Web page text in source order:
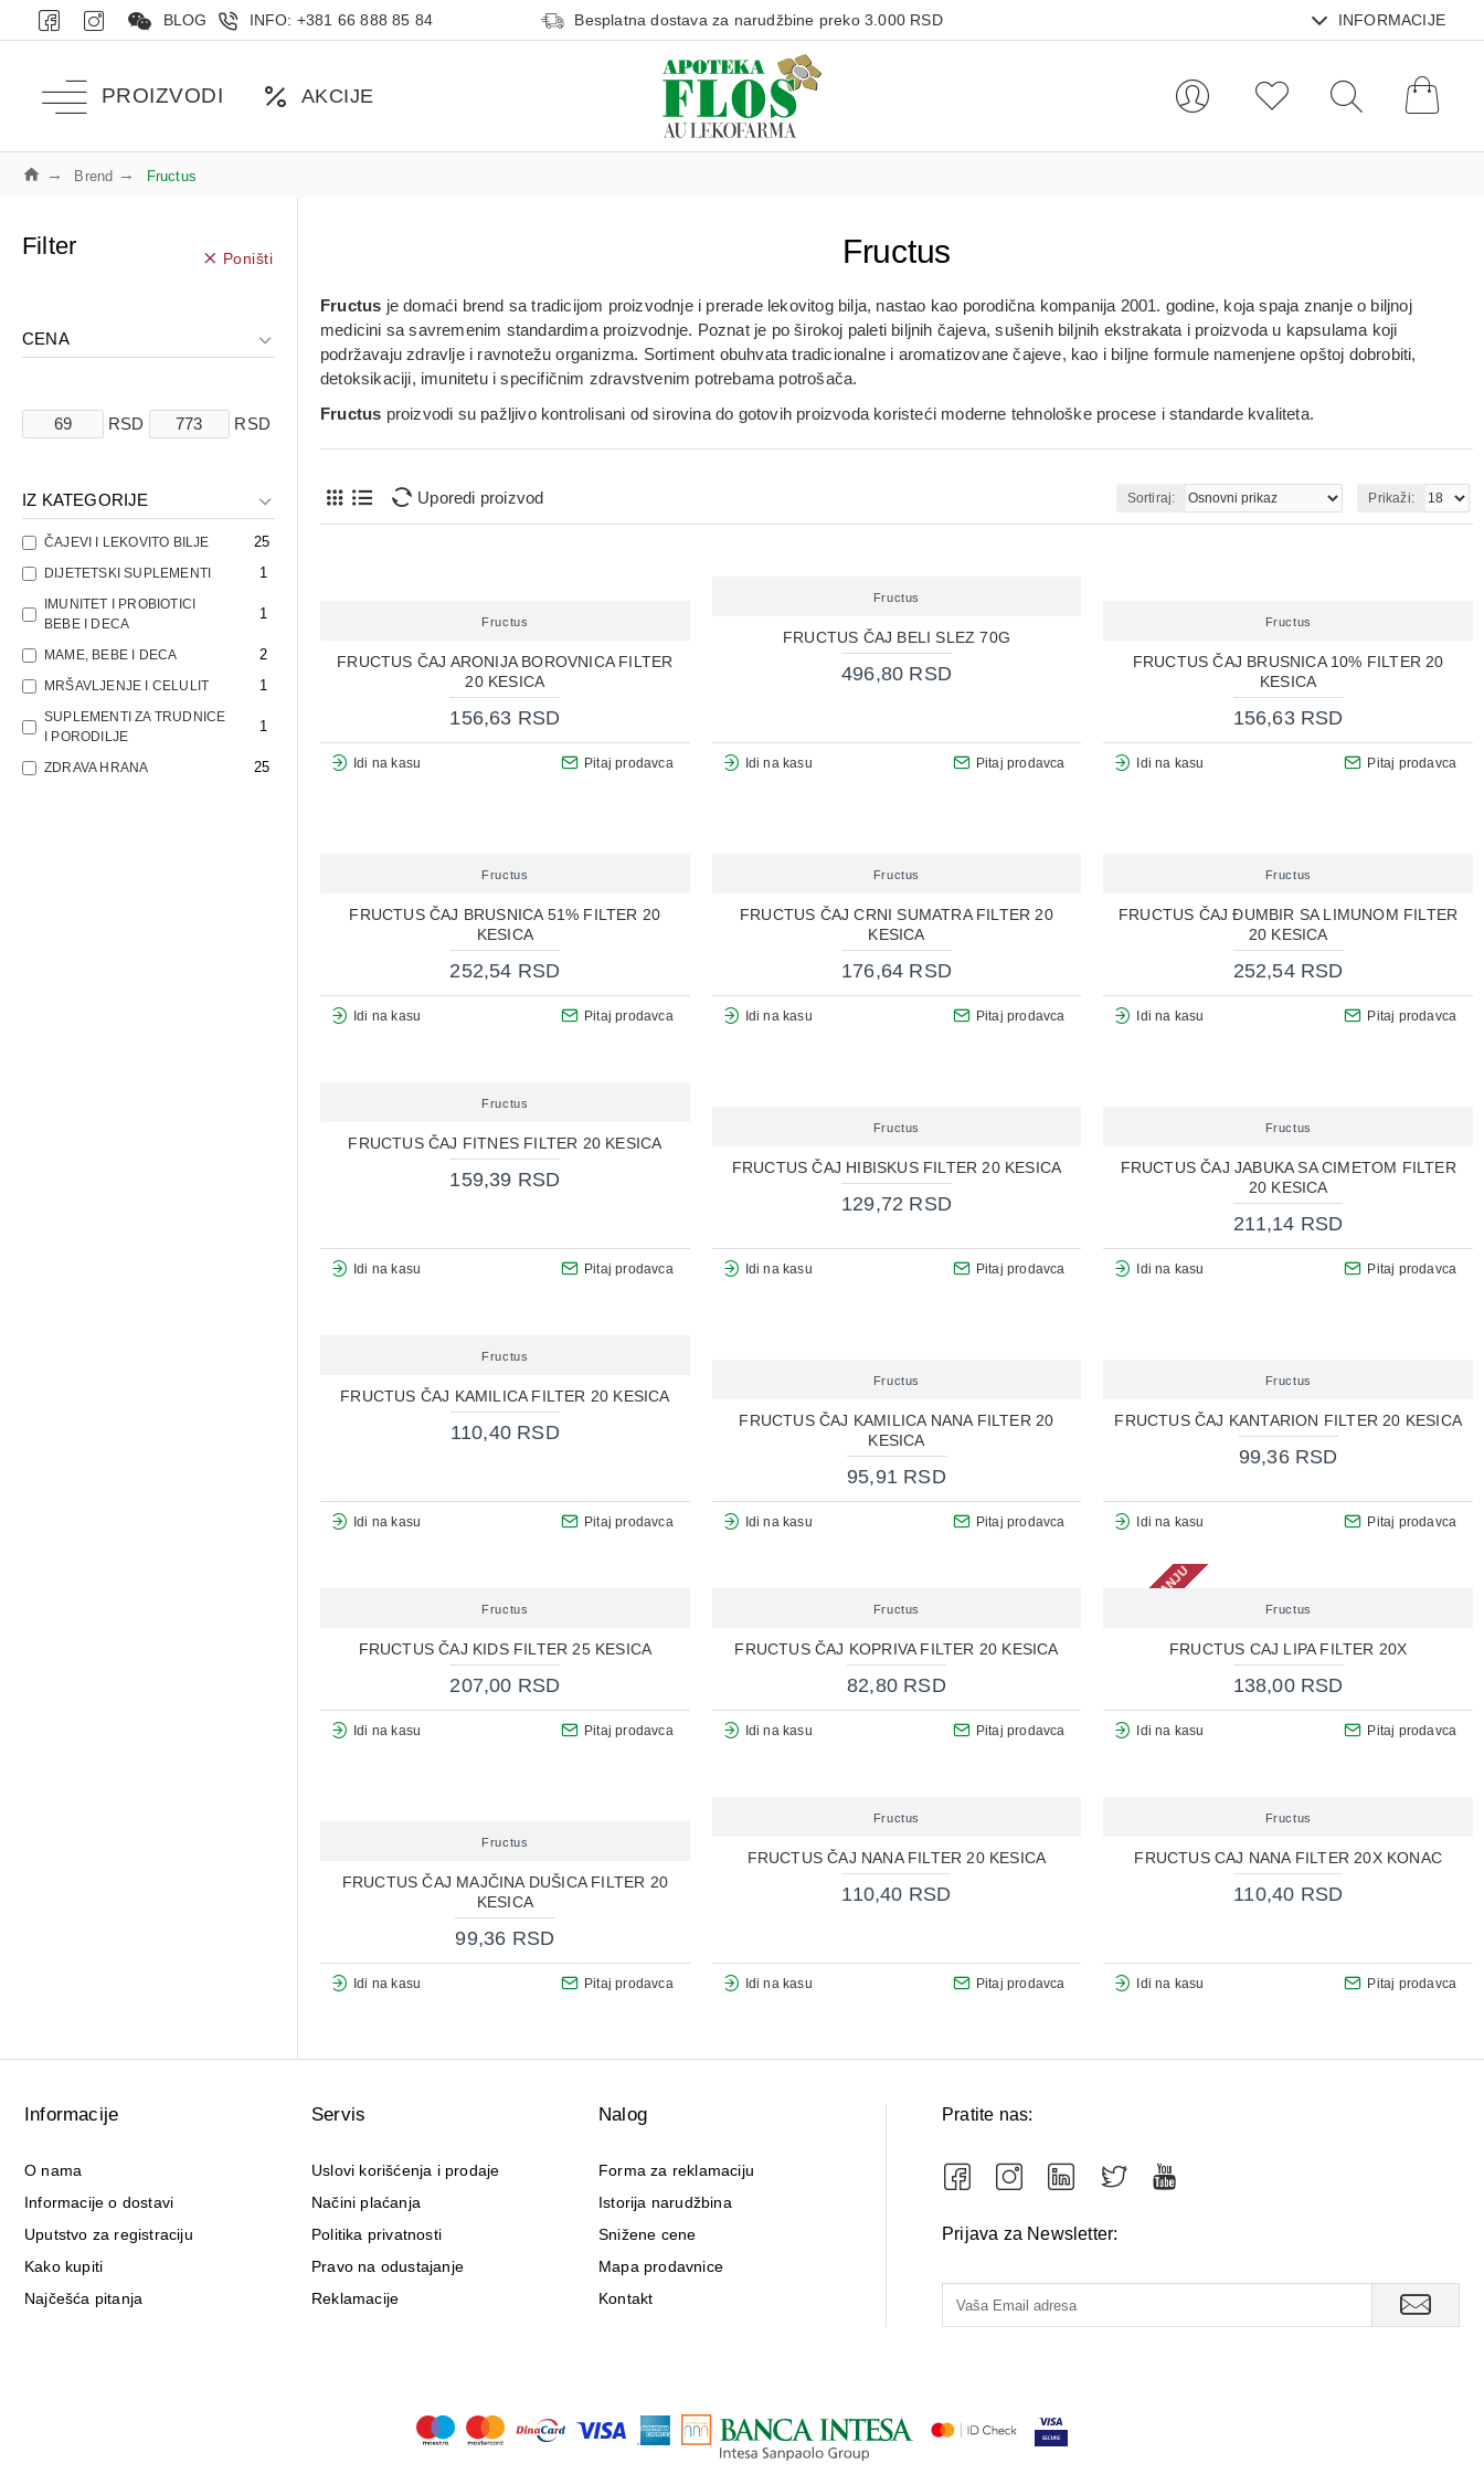
BLOG INFO: +381 66 888 85 84 Besplatna dostava za narudžbine preko 3.000 RSD INFORMACIJE
PROIZVODI AKCIJE
Brend Fructus
Filter Poništi
CENA
RSD RSD
IZ KATEGORIJE
ČAJEVI I LEKOVITO BILJE 25
DIJETETSKI SUPLEMENTI 1
IMUNITET I PROBIOTICI
BEBE I DECA
1
MAME, BEBE I DECA 2
MRŠAVLJENJE I CELULIT 1
SUPLEMENTI ZA TRUDNICE
I PORODILJE
1
ZDRAVA HRANA 25
Fructus
Fructus je domaći brend sa tradicijom proizvodnje i prerade lekovitog bilja, nastao kao porodična kompanija 2001. godine, koja spaja znanje o biljnoj
medicini sa savremenim standardima proizvodnje. Poznat je po širokoj paleti biljnih čajeva, sušenih biljnih ekstrakata i proizvoda u kapsulama koji
podržavaju zdravlje i ravnotežu organizma. Sortiment obuhvata tradicionalne i aromatizovane čajeve, kao i biljne formule namenjene opštoj dobrobiti,
detoksikaciji, imunitetu i specifičnim zdravstvenim potrebama potrošača.
Fructus proizvodi su pažljivo kontrolisani od sirovina do gotovih proizvoda koristeći moderne tehnološke procese i standarde kvaliteta.
Uporedi proizvod Sortiraj: Prikaži:
Fructus
FRUCTUS ČAJ ARONIJA BOROVNICA FILTER
20 KESICA
156,63 RSD
Idi na kasu Pitaj prodavca
Fructus
FRUCTUS ČAJ BELI SLEZ 70G
496,80 RSD
Idi na kasu Pitaj prodavca
Fructus
FRUCTUS ČAJ BRUSNICA 10% FILTER 20
KESICA
156,63 RSD
Idi na kasu Pitaj prodavca
Fructus
FRUCTUS ČAJ BRUSNICA 51% FILTER 20
KESICA
252,54 RSD
Idi na kasu Pitaj prodavca
Fructus
FRUCTUS ČAJ CRNI SUMATRA FILTER 20
KESICA
176,64 RSD
Idi na kasu Pitaj prodavca
Fructus
FRUCTUS ČAJ ĐUMBIR SA LIMUNOM FILTER
20 KESICA
252,54 RSD
Idi na kasu Pitaj prodavca
Fructus
FRUCTUS ČAJ FITNES FILTER 20 KESICA
159,39 RSD
Idi na kasu Pitaj prodavca
Fructus
FRUCTUS ČAJ HIBISKUS FILTER 20 KESICA
129,72 RSD
Idi na kasu Pitaj prodavca
Fructus
FRUCTUS ČAJ JABUKA SA CIMETOM FILTER
20 KESICA
211,14 RSD
Idi na kasu Pitaj prodavca
Fructus
FRUCTUS ČAJ KAMILICA FILTER 20 KESICA
110,40 RSD
Idi na kasu Pitaj prodavca
Fructus
FRUCTUS ČAJ KAMILICA NANA FILTER 20
KESICA
95,91 RSD
Idi na kasu Pitaj prodavca
Fructus
FRUCTUS ČAJ KANTARION FILTER 20 KESICA
99,36 RSD
Idi na kasu Pitaj prodavca
Fructus
FRUCTUS ČAJ KIDS FILTER 25 KESICA
207,00 RSD
Idi na kasu Pitaj prodavca
Fructus
FRUCTUS ČAJ KOPRIVA FILTER 20 KESICA
82,80 RSD
Idi na kasu Pitaj prodavca
NEMA NA STANJU Fructus
FRUCTUS CAJ LIPA FILTER 20X
138,00 RSD
Idi na kasu Pitaj prodavca
Fructus
FRUCTUS ČAJ MAJČINA DUŠICA FILTER 20
KESICA
99,36 RSD
Idi na kasu Pitaj prodavca
Fructus
FRUCTUS ČAJ NANA FILTER 20 KESICA
110,40 RSD
Idi na kasu Pitaj prodavca
Fructus
FRUCTUS CAJ NANA FILTER 20X KONAC
110,40 RSD
Idi na kasu Pitaj prodavca
Informacije
O nama
Informacije o dostavi
Uputstvo za registraciju
Kako kupiti
Najčešća pitanja
Servis
Uslovi korišćenja i prodaje
Načini plaćanja
Politika privatnosti
Pravo na odustajanje
Reklamacije
Nalog
Forma za reklamaciju
Istorija narudžbina
Snižene cene
Mapa prodavnice
Kontakt
Pratite nas:
Prijava za Newsletter: